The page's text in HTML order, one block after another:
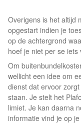
Overigens is het altijd
opgestart indien je
op de achtergrond
hoef je niet per se
Om
wellicht een idee om
dienst dat ervoor
staan. Je stelt het
limiet. Je kan daarna
informatie vind je op